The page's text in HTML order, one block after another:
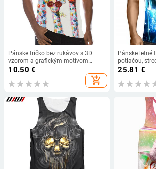
Pánske tričko bez rukávov s 3D
vzorom a grafickým motívom
zvierat, sviatočné tričká s žirafou,
tielka do posilňovne, chlapčenské
streetwear, novinka, vesta.
10.50 €
add_shopping_cart
Pánske letné
potlačou,
vesta bez
veľkosť, tielko
25.81 €